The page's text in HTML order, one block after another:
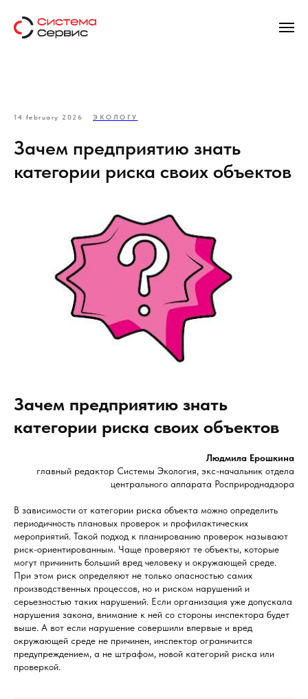
14 february 2026 ЭКОЛОГУ
Зачем предприятию знать
категории риска своих объектов
Зачем предприятию знать
категории риска своих объектов
Людмила Ерошкина
главный редактор Системы Экология, экс-начальник отдела
центрального аппарата Росприроднадзора
В зависимости от категории риска объекта можно определить
периодичность плановых проверок и профилактических
мероприятий. Такой подход к планированию проверок называют
риск-ориентированным. Чаще проверяют те объекты, которые
могут причинить больший вред человеку и окружающей среде.
При этом риск определяют не только опасностью самих
производственных процессов, но и риском нарушений и
серьезностью таких нарушений. Если организация уже допускала
нарушения закона, внимание к ней со стороны инспектора будет
выше. А вот если нарушение совершили впервые и вред
окружающей среде не причинен, инспектор ограничится
предупреждением, а не штрафом, новой категорий риска или
проверкой.